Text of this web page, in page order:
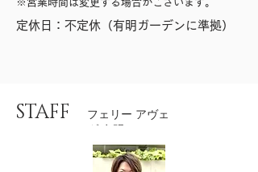
​定休日：不定休（有明ガーデンに準拠）
​フェリー アヴェ
ダ 有明
STAFF